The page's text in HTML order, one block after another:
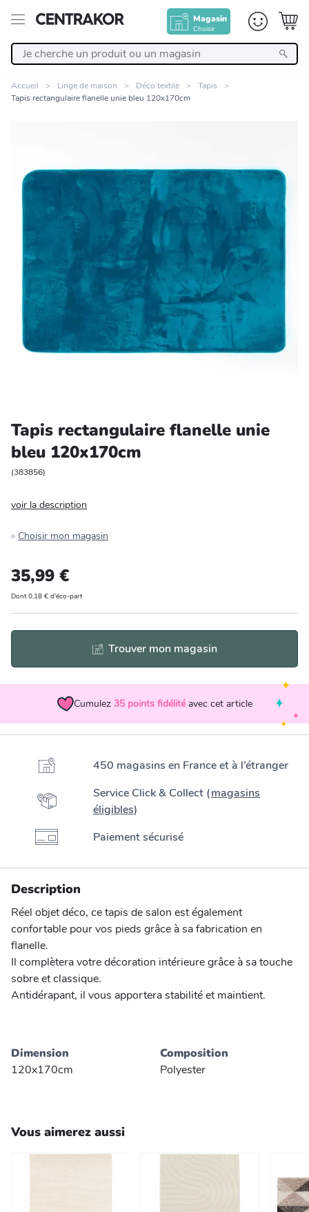
Magasin
Choisir
Linge de maison
Meuble
Cuisine et art de la table
Salle de bain et beauté
Entretien et rangement
Bricolage et auto
Jardin et plein air
Accueil Linge de maison Déco textile
Tapis
Tapis rectangulaire flanelle unie bleu 120x170cm
Zoomer sur l'image
Tapis rectangulaire flanelle unie
bleu 120x170cm
(383856)
voir la description
Choisir mon magasin
35,99 €
Dont 0,18 € d'éco-part
Trouver mon magasin
Cumulez 35 points fidélité avec cet article
450 magasins en France et à l’étranger
Service Click & Collect (magasins
éligibles)
Paiement sécurisé
Description
Réel objet déco, ce tapis de salon est également
confortable pour vos pieds grâce à sa fabrication en
flanelle.
Il complètera votre décoration intérieure grâce à sa touche
sobre et classique.
Antidérapant, il vous apportera stabilité et maintient.
Dimension
120x170cm
Composition
Polyester
Vous aimerez aussi